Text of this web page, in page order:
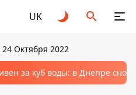
UK
24 Октября 2022
за куб воды: в Днепре